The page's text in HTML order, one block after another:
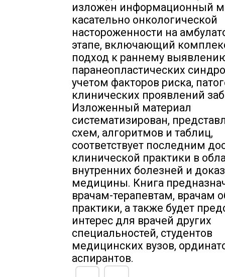
изложен информационный
касательно онкологической
настороженности на
этапе, включающий
подход к раннему
паранеопластических
учетом факторов риска,
клинических проявлений
Изложенный материал
систематизирован,
схем, алгоритмов и таблиц,
соответствует последним
клинической практики в
внутренних болезней и
медицины. Книга
врачам-терапевтам, врачам
практики, а также будет
интерес для врачей других
специальностей, студентов
медицинских вузов,
аспирантов.